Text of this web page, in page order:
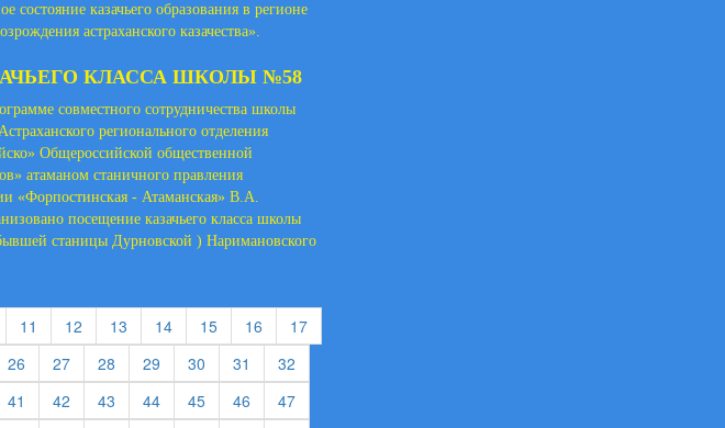
состояние казачьего образования в регионе
астраханского казачества».
КЛАССА ШКОЛЫ №58
совместного сотрудничества школы
регионального отделения
Общероссийской общественной
атаманом станичного правления
«Форпостинская - Атаманская» В.А.
посещение казачьего класса школы
станицы Дурновской ) Наримановского
(current)
11 (current)
12 (current)
13 (current)
14(current)
15(current)
16 (current)
17(current)
26 (current)
27(current)
28 (current)
29 (current)
30 (current)
31 (current)
32
41 (current)
42 (current)
43 (current)
44(current)
45(current)
46 (current)
47(current)